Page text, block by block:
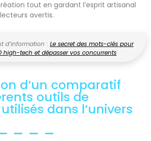
tout en gardant l’esprit artisanal
avertis.
d’information : Le secret des mots-clés pour
high-tech et dépasser vos concurrents
d’un comparatif
outils de
dans l’univers